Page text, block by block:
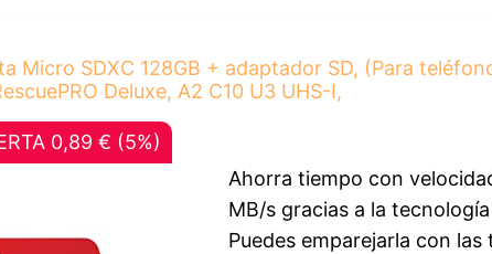
Micro SDXC 128GB + adaptador SD, (Para
Deluxe, A2 C10 U3 UHS-I,
0,89 € (5%)
Ahorra tiempo con
MB/s gracias a la
Puedes emparejarla con las